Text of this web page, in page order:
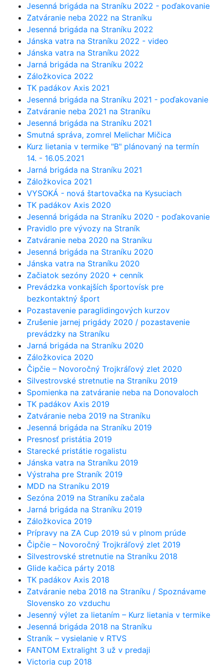
Jesenná brigáda na Straníku 2022 - poďakovanie
Zatváranie neba 2022 na Straníku
Jesenná brigáda na Straníku 2022
Jánska vatra na Straníku 2022 - video
Jánska vatra na Straníku 2022
Jarná brigáda na Straníku 2022
Záložkovica 2022
TK padákov Axis 2021
Jesenná brigáda na Straníku 2021 - poďakovanie
Zatváranie neba 2021 na Straníku
Jesenná brigáda na Straníku 2021
Smutná správa, zomrel Melichar Mičica
Kurz lietania v termike "B" plánovaný na termín
14. - 16.05.2021
Jarná brigáda na Straníku 2021
Záložkovica 2021
VYSOKÁ - nová štartovačka na Kysuciach
TK padákov Axis 2020
Jesenná brigáda na Straníku 2020 - poďakovanie
Pravidlo pre vývozy na Straník
Zatváranie neba 2020 na Straníku
Jesenná brigáda na Straníku 2020
Jánska vatra na Straníku 2020
Začiatok sezóny 2020 + cenník
Prevádzka vonkajších športovísk pre
bezkontaktný šport
Pozastavenie paraglidingových kurzov
Zrušenie jarnej prigády 2020 / pozastavenie
prevádzky na Straníku
Jarná brigáda na Straníku 2020
Záložkovica 2020
Čipčie – Novoročný Trojkráľový zlet 2020
Silvestrovské stretnutie na Straníku 2019
Spomienka na zatváranie neba na Donovaloch
TK padákov Axis 2019
Zatváranie neba 2019 na Straníku
Jesenná brigáda na Straníku 2019
Presnosť pristátia 2019
Starecké pristátie rogalistu
Jánska vatra na Straníku 2019
Výstraha pre Straník 2019
MDD na Straníku 2019
Sezóna 2019 na Straníku začala
Jarná brigáda na Straníku 2019
Záložkovica 2019
Prípravy na ZA Cup 2019 sú v plnom prúde
Čipčie – Novoročný Trojkráľový zlet 2019
Silvestrovské stretnutie na Straníku 2018
Glide kačica párty 2018
TK padákov Axis 2018
Zatváranie neba 2018 na Straníku / Spoznávame
Slovensko zo vzduchu
Jesenný výlet za lietaním – Kurz lietania v termike
Jesenná brigáda 2018 na Straníku
Straník – vysielanie v RTVS
FANTOM Extralight 3 už v predaji
Victoria cup 2018